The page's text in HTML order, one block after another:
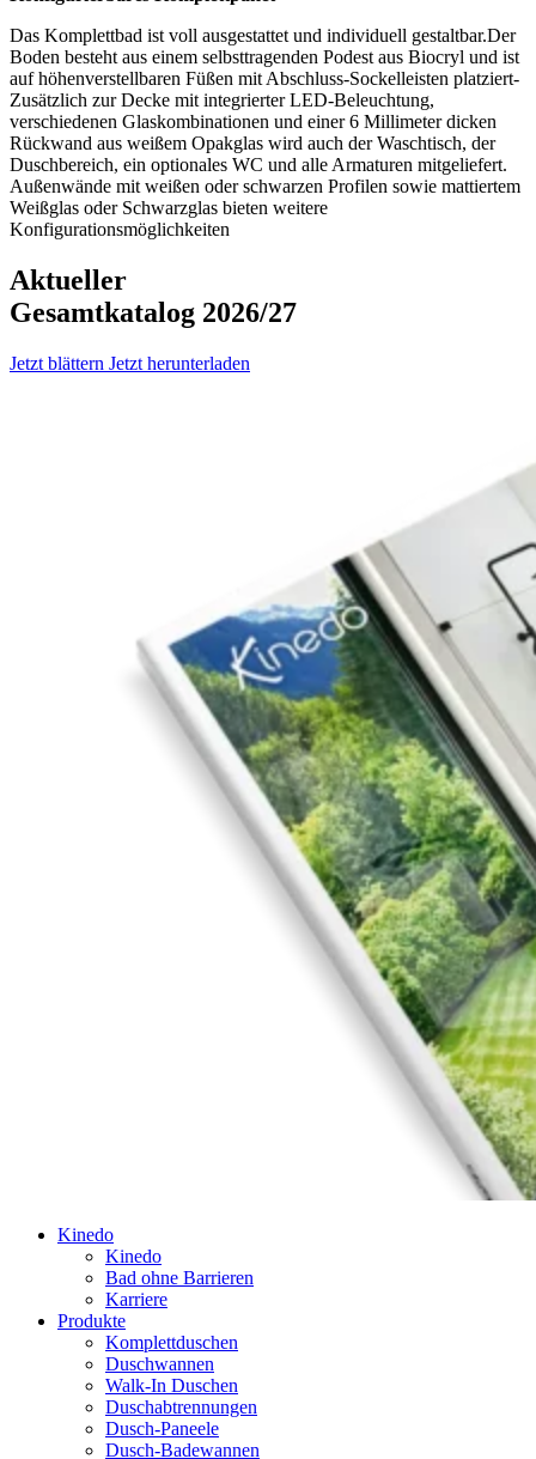
Das Komplettbad ist voll ausgestattet und individuell gestaltbar.Der
Boden besteht aus einem selbsttragenden Podest aus Biocryl und ist
auf höhenverstellbaren Füßen mit Abschluss-Sockelleisten platziert-
Zusätzlich zurDecke mit integrierter LED-Beleuchtung,
verschiedenen Glaskombinationen und einer6 Millimeter dicken
Rückwand aus weißem Opakglas wird auch derWaschtisch, der
Duschbereich, ein optionales WC und alleArmaturen mitgeliefert.
Außenwände mit weißen oder schwarzen Profilen sowie mattiertem
Weißglas oder Schwarzglas bieten weitere
Konfigurationsmöglichkeiten
Aktueller
Gesamtkatalog 2026/27
Jetzt blättern Jetzt herunterladen
Kinedo
Kinedo
Bad ohne Barrieren
Karriere
Produkte
Komplettduschen
Duschwannen
Walk-In Duschen
Duschabtrennungen
Dusch-Paneele
Dusch-Badewannen